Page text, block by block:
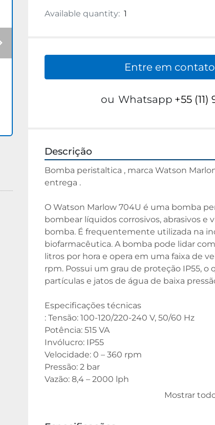
Available quantity: 1
Entre em
ou Whatsapp +55
Descrição
Bomba peristaltica , marca Watson
entrega .
O Watson Marlow 704U é uma bomba
bombear líquidos corrosivos, abrasivos e
bomba. É frequentemente utilizada na
biofarmacêutica. A bomba pode lidar
litros por hora e opera em uma faixa de
rpm. Possui um grau de proteção IP55, o
partículas e jatos de água de baixa
Especificações técnicas
: Tensão: 100-120/220-240 V, 50/60 Hz
Potência: 515 VA
Invólucro: IP55
Velocidade: 0 – 360 rpm
Pressão: 2 bar
Vazão: 8,4 – 2000 lph
Dimensões externas (L) x (P) x (A): 41 x 47
Mostrar